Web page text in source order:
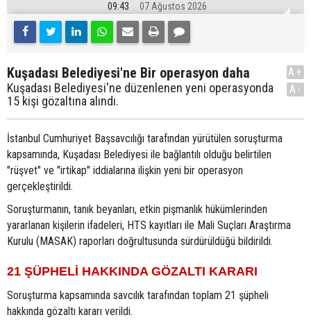
09:43 07 Ağustos 2026
Kuşadası Belediyesi'ne Bir operasyon daha
Kuşadası Belediyesi'ne düzenlenen yeni operasyonda
15 kişi gözaltına alındı.
A+
A-
İstanbul Cumhuriyet Başsavcılığı tarafından yürütülen soruşturma
kapsamında, Kuşadası Belediyesi ile bağlantılı olduğu belirtilen
"rüşvet" ve "irtikap" iddialarına ilişkin yeni bir operasyon
gerçekleştirildi.
Soruşturmanın, tanık beyanları, etkin pişmanlık hükümlerinden
yararlanan kişilerin ifadeleri, HTS kayıtları ile Mali Suçları Araştırma
Kurulu (MASAK) raporları doğrultusunda sürdürüldüğü bildirildi.
21 ŞÜPHELİ HAKKINDA GÖZALTI KARARI
Soruşturma kapsamında savcılık tarafından toplam 21 şüpheli
hakkında gözaltı kararı verildi.